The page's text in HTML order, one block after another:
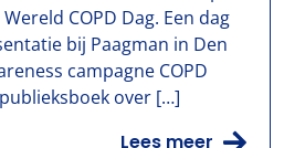
COPD Dag. Een dag
bij Paagman in Den
campagne COPD
over […]
Lees meer